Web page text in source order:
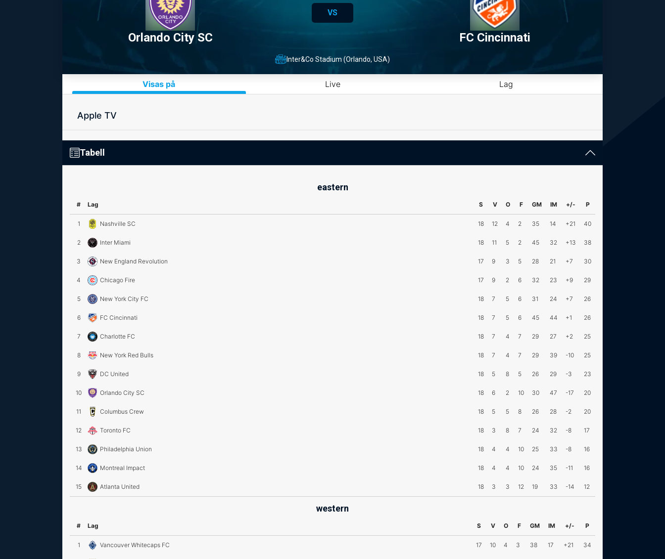
Orlando City SC
VS
FC Cincinnati
Inter&Co Stadium (Orlando, USA)
Visas på Live Lag
Apple TV
Tabell
eastern
# Lag S V O F GM IM +/- P
1 Nashville SC 18 12 4 2 35 14 +21 40
2 Inter Miami 18 11 5 2 45 32 +13 38
3 New England Revolution 17 9 3 5 28 21 +7 30
4 Chicago Fire 17 9 2 6 32 23 +9 29
5 New York City FC 18 7 5 6 31 24 +7 26
6 FC Cincinnati 18 7 5 6 45 44 +1 26
7 Charlotte FC 18 7 4 7 29 27 +2 25
8 New York Red Bulls 18 7 4 7 29 39 -10 25
9 DC United 18 5 8 5 26 29 -3 23
10 Orlando City SC 18 6 2 10 30 47 -17 20
11 Columbus Crew 18 5 5 8 26 28 -2 20
12 Toronto FC 18 3 8 7 24 32 -8 17
13 Philadelphia Union 18 4 4 10 25 33 -8 16
14 Montreal Impact 18 4 4 10 24 35 -11 16
15 Atlanta United 18 3 3 12 19 33 -14 12
western
# Lag S V O F GM IM +/- P
1 Vancouver Whitecaps FC 17 10 4 3 38 17 +21 34